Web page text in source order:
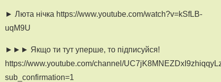
► Люта нічка https://www.youtube.com/watch?v=kSfLB-
uqM9U
►►► Якщо ти тут уперше, то підписуйся!
https://www.youtube.com/channel/
sub_confirmation=1